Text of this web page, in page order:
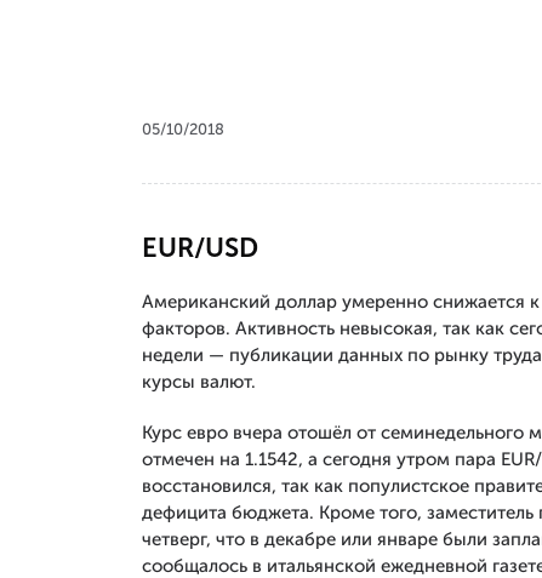
05/10/2018
EUR/USD
Американский доллар умеренно снижается
факторов. Активность невысокая, так как
недели — публикации данных по рынку
курсы валют.
Курс евро вчера отошёл от
отмечен на 1.1542, а сегодня утром пара
восстановился, так как популистское
дефицита бюджета. Кроме того,
четверг, что в декабре или январе были
сообщалось в итальянской ежедневной